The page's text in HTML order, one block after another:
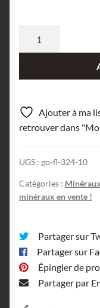
Corinto,
Gerais,
Brésil.
Ajouter à ma
retrouver dans
UGS : go-fl-324-10
Catégories :
minéraux en vente !
Partager sur
Partager sur
Épingler de
Partager par